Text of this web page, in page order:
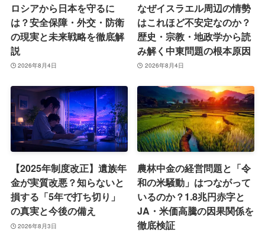
ロシアから日本を守るに
は？安全保障・外交・防衛
の現実と未来戦略を徹底解
説
2026年8月4日
なぜイスラエル周辺の情勢
はこれほど不安定なのか？
歴史・宗教・地政学から読
み解く中東問題の根本原因
2026年8月4日
【2025年制度改正】遺族年
金が実質改悪？知らないと
損する「5年で打ち切り」
の真実と今後の備え
2026年8月3日
農林中金の経営問題と「令
和の米騒動」はつながって
いるのか？1.8兆円赤字と
JA・米価高騰の因果関係を
徹底検証